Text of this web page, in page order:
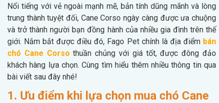
Nổi tiếng với vẻ ngoài mạnh mẽ, bản tính dũng mãnh và lòng
trung thành tuyệt đối, Cane Corso ngày càng được ưa chuộng
và trở thành người bạn đồng hành của nhiều gia đình trên thế
giới. Nắm bắt được điều đó, Fago Pet chính là địa điểm bán
chó Cane Corso thuần chủng với giá tốt, được đông đảo
khách hàng lựa chọn. Cùng tìm hiểu thêm nhiều thông tin qua
bài viết sau đây nhé!
1. Ưu điểm khi lựa chọn mua chó Cane